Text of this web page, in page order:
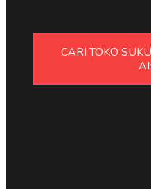
CARI TOKO